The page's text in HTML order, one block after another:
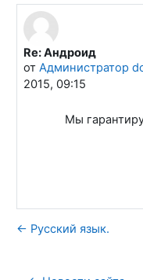
В ответ на
Re: Андроид
от Администратор
2015, 09:15
Мы
← Русский язык.